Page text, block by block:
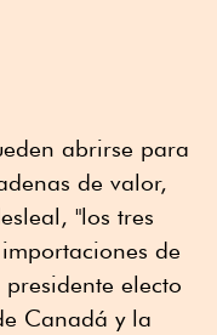
abrirse para
de valor,
"los tres
de
electo
Canadá y la